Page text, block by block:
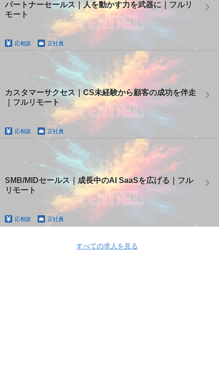
パートナーセールス｜人を動かす力を武器に｜フルリ
モート
応相談 正社員
カスタマーサクセス｜CS未経験から顧客の成功を伴走
｜フルリモート
応相談 正社員
SMB/MIDセールス｜成長中のAI SaaSを広げる｜フル
リモート
応相談 正社員
すべての求人を見る